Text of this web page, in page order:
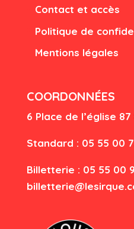
Contact et accès
Politique de
Mentions légales
COORDONNÉES
6 Place de l’église 87
Standard : 05 55 00
Billetterie : 05 55 00